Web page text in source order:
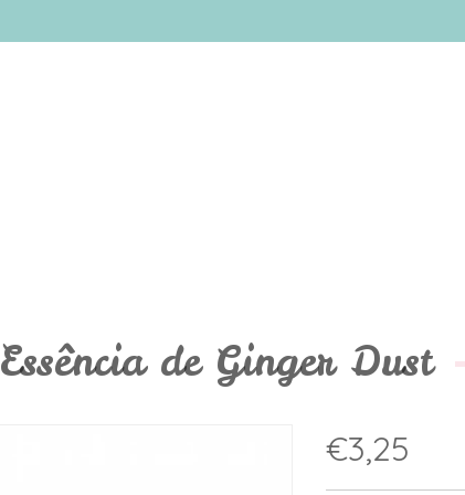
Essência de Ginger Dust
€3,25